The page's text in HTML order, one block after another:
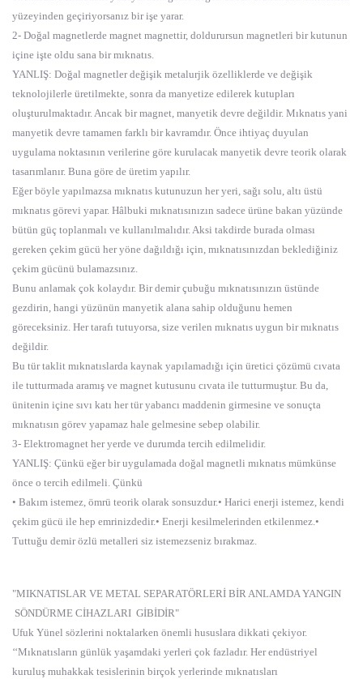
yüzeyinden geçiriyorsanız bir işe yarar.
2- Doğal magnetlerde magnet magnettir, doldurursun magnetleri bir kutunun
içine işte oldu sana bir mıknatıs.
YANLIŞ: Doğal magnetler değişik metalurjik özelliklerde ve değişik
teknolojilerle üretilmekte, sonra da manyetize edilerek kutupları
oluşturulmaktadır. Ancak bir magnet, manyetik devre değildir. Mıknatıs yani
manyetik devre tamamen farklı bir kavramdır. Önce ihtiyaç duyulan
uygulama noktasının verilerine göre kurulacak manyetik devre teorik olarak
tasarımlanır. Buna göre de üretim yapılır.
Eğer böyle yapılmazsa mıknatıs kutunuzun her yeri, sağı solu, altı üstü
mıknatıs görevi yapar. Hâlbuki mıknatısınızın sadece ürüne bakan yüzünde
bütün güç toplanmalı ve kullanılmalıdır. Aksi takdirde burada olması
gereken çekim gücü her yöne dağıldığı için, mıknatısınızdan beklediğiniz
çekim gücünü bulamazsınız.
Bunu anlamak çok kolaydır. Bir demir çubuğu mıknatısınızın üstünde
gezdirin, hangi yüzünün manyetik alana sahip olduğunu hemen
göreceksiniz. Her tarafı tutuyorsa, size verilen mıknatıs uygun bir mıknatıs
değildir.
Bu tür taklit mıknatıslarda kaynak yapılamadığı için üretici çözümü cıvata
ile tutturmada aramış ve magnet kutusunu cıvata ile tutturmuştur. Bu da,
ünitenin içine sıvı katı her tür yabancı maddenin girmesine ve sonuçta
mıknatısın görev yapamaz hale gelmesine sebep olabilir.
3- Elektromagnet her yerde ve durumda tercih edilmelidir.
YANLIŞ: Çünkü eğer bir uygulamada doğal magnetli mıknatıs mümkünse
önce o tercih edilmeli. Çünkü
• Bakım istemez, ömrü teorik olarak sonsuzdur.• Harici enerji istemez, kendi
çekim gücü ile hep emrinizdedir.• Enerji kesilmelerinden etkilenmez.•
Tuttuğu demir özlü metalleri siz istemezseniz bırakmaz.
"MIKNATISLAR VE METAL SEPARATÖRLERİ BİR ANLAMDA YANGIN
SÖNDÜRME CİHAZLARI GİBİDİR"
Ufuk Yünel sözlerini noktalarken önemli hususlara dikkati çekiyor.
‘‘Mıknatısların günlük yaşamdaki yerleri çok fazladır. Her endüstriyel
kuruluş muhakkak tesislerinin birçok yerlerinde mıknatısları